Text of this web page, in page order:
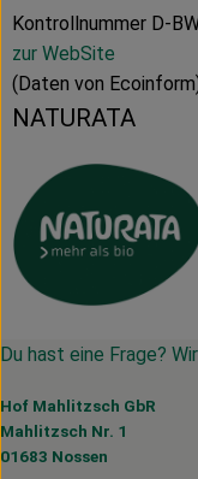
Kontrollnummer D-
zur WebSite
(Daten von
NATURATA
Du hast eine Frage?
Hof Mahlitzsch GbR
Mahlitzsch Nr. 1
01683 Nossen